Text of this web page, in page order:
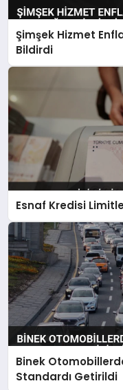
Şimşek Hizmet
Bildirdi
Esnaf Kredisi
Binek
Standardı Getirildi